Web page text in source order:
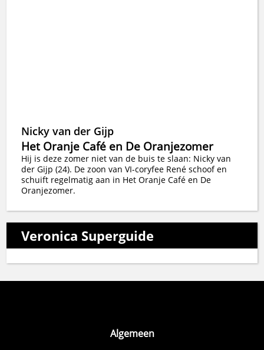
Nicky van der Gijp
Het Oranje Café en De Oranjezomer
Hij is deze zomer niet van de buis te slaan: Nicky van
der Gijp (24). De zoon van VI-coryfee René schoof en
schuift regelmatig aan in Het Oranje Café en De
Oranjezomer.
Veronica Superguide
Algemeen